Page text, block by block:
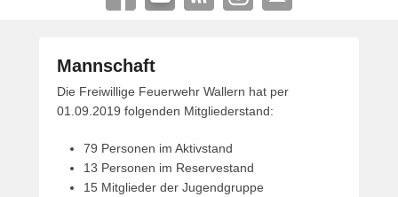
Mannschaft
G
e
Die Freiwillige Feuerwehr Wallern hat per
01.09.2019 folgenden Mitgliederstand:
79 Personen im Aktivstand
13 Personen im Reservestand
15 Mitglieder der Jugendgruppe